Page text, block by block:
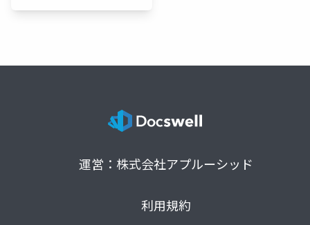
運営：株式会社アプルーシッド
利用規約